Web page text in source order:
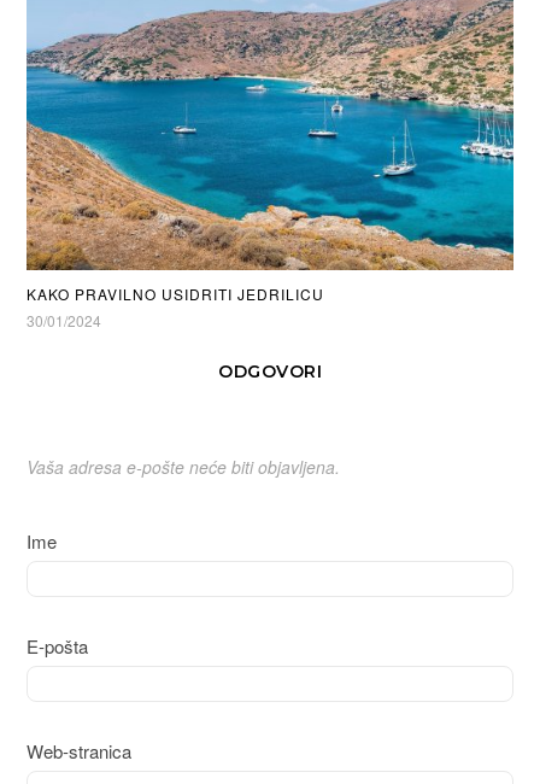
KAKO PRAVILNO USIDRITI JEDRILICU
30/01/2024
ODGOVORI
Vaša adresa e-pošte neće biti objavljena.
Ime
E-pošta
Web-stranica